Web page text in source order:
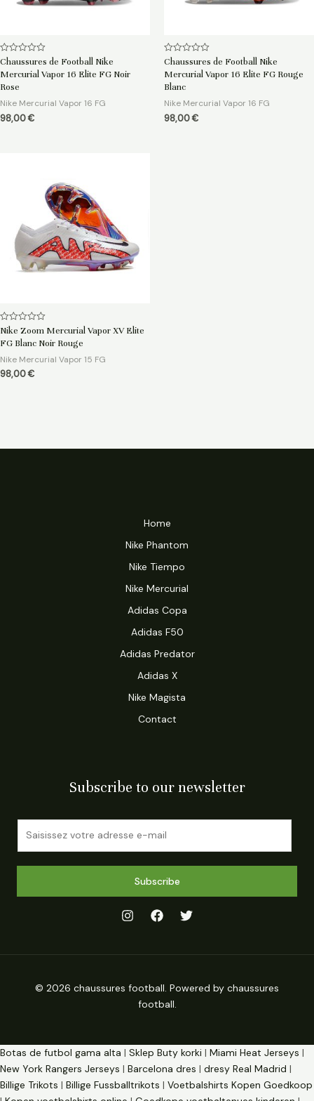
Note
sur
5
Chaussures de Football Nike
Mercurial Vapor 16 Elite FG Noir
Rose
Nike Mercurial Vapor 16 FG
98,00€
Note
sur
5
Chaussures de Football Nike
Mercurial Vapor 16 Elite FG Rouge
Blanc
Nike Mercurial Vapor 16 FG
98,00€
Note
sur
Nike Zoom Mercurial Vapor XV Elite
FG Blanc Noir Rouge
Nike Mercurial Vapor 15 FG
98,00€
Home
Nike Phantom
Nike Tiempo
Nike Mercurial
Adidas Copa
Adidas F50
Adidas Predator
Adidas X
Nike Magista
Contact
Subscribe to our newsletter
Subscribe
© 2026 chaussures football. Powered by chaussures
football.
Botas de futbol gama alta | Sklep Buty korki | Miami Heat Jerseys |
New York Rangers Jerseys | Barcelona dres | dresy Real Madrid |
Billige Trikots | Billige Fussballtrikots | Voetbalshirts Kopen Goedkoop